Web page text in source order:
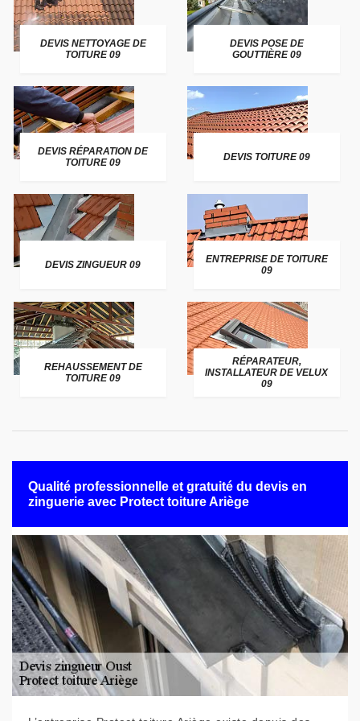
DEVIS NETTOYAGE DE
TOITURE 09
DEVIS POSE DE
GOUTTIÈRE 09
DEVIS RÉPARATION DE
TOITURE 09
DEVIS TOITURE 09
DEVIS ZINGUEUR 09
ENTREPRISE DE TOITURE
09
REHAUSSEMENT DE
TOITURE 09
RÉPARATEUR,
INSTALLATEUR DE VELUX
09
Qualité professionnelle et gratuité du devis en
zinguerie avec Protect toiture Ariège